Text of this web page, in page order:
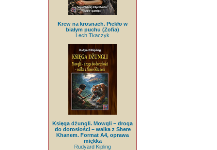
Krew na krosnach. Piekło w
białym puchu (Zofia)
Lech Tkaczyk
Księga dżungli. Mowgli – droga
do dorosłości – walka z Shere
Khanem. Format A4, oprawa
miękka
Rudyard Kipling